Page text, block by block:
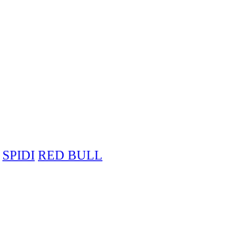
SPIDI RED BULL